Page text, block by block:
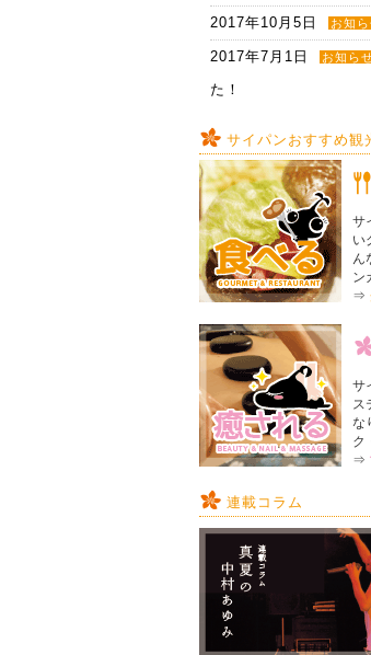
2017年10月5日 お知
2017年7月1日 お知ら
た！
2017年7月1日
2017年4月10日 お知
2017年1月1日 お知らせ
2016年10月1日 お知
2016年10月1日 お知
2016年7月1日 お知ら
た！
2016年7月1日 お知らせ
2016年4月1日 お知ら
2016年4月1日 お知ら
2016年4月1日 お知ら
掲載しました！
2015年12月31日 お知
2015年10月1日 お知
2015年10月1日 お知ら
2015年7月1日 お知ら
サイパンおすすめ観
サ
い
ん
ン
⇒
サ
ス
な
ク
⇒
連載コラム